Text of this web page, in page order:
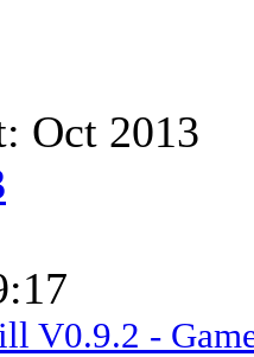
Oct 2013
V0.9.2 -